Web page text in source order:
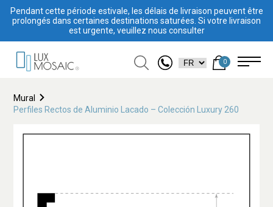
Pendant cette période estivale, les délais de livraison peuvent être
prolongés dans certaines destinations saturées. Si votre livraison
est urgente, veuillez nous consulter
0
Mural
Perfiles Rectos de Aluminio Lacado – Colección Luxury 260